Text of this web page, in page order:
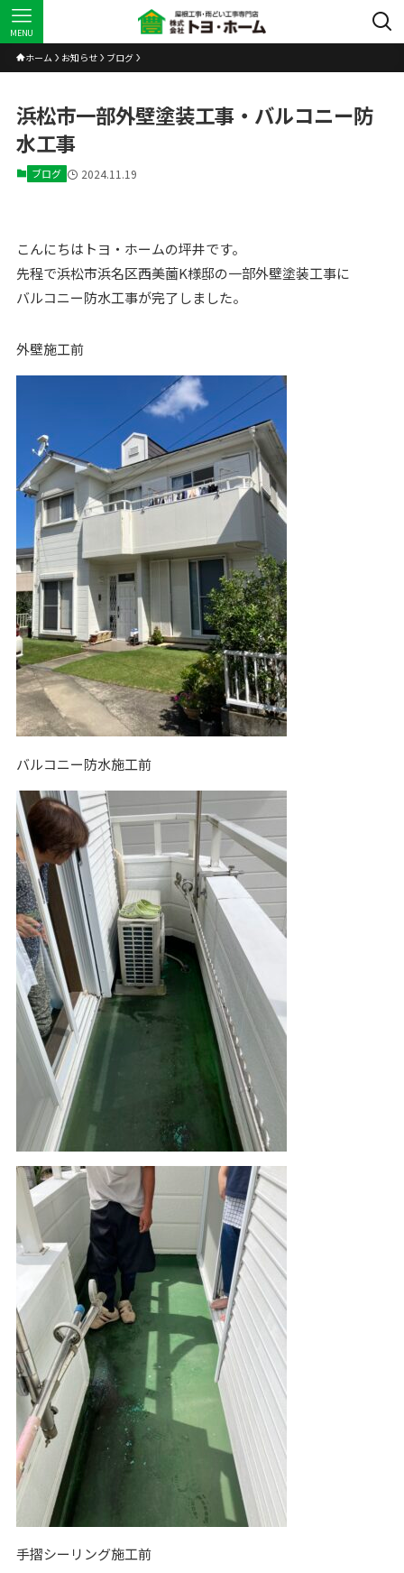
MENU
ホーム お知らせ ブログ
浜松市一部外壁塗装工事・バルコニー防
水工事
ブログ 2024.11.19
こんにちはトヨ・ホームの坪井です。
先程で浜松市浜名区西美薗K様邸の一部外壁塗装工事に
バルコニー防水工事が完了しました。
外壁施工前
バルコニー防水施工前
手摺シーリング施工前